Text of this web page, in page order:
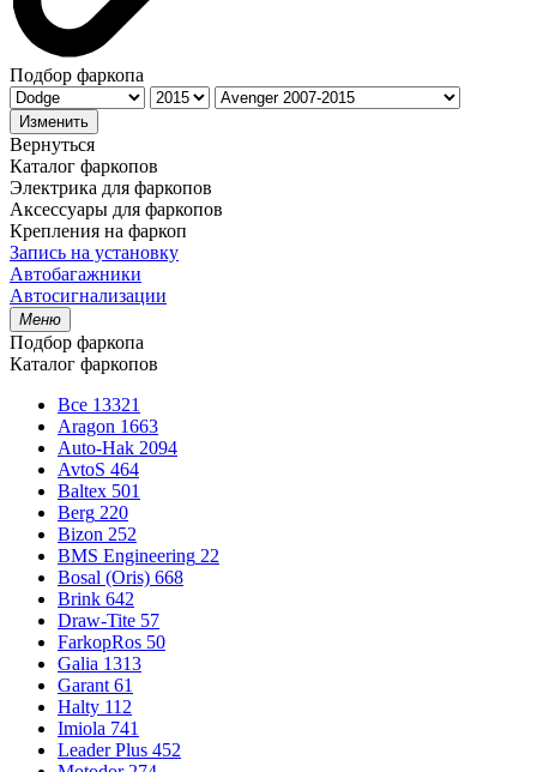
Подбор фаркопа
Изменить
Вернуться
Каталог фаркопов
Электрика для фаркопов
Аксессуары для фаркопов
Крепления на фаркоп
Запись на установку
Автобагажники
Автосигнализации
Меню
Подбор фаркопа
Каталог фаркопов
Все 13321
Aragon 1663
Auto-Hak 2094
AvtoS 464
Baltex 501
Berg 220
Bizon 252
BMS Engineering 22
Bosal (Oris) 668
Brink 642
Draw-Tite 57
FarkopRos 50
Galia 1313
Garant 61
Halty 112
Imiola 741
Leader Plus 452